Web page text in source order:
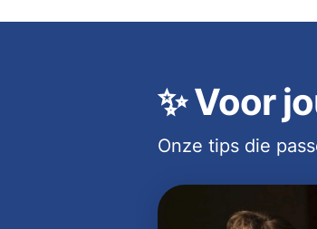
✨Voor
Onze tips die